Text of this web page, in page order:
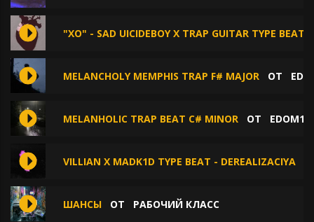
"XO" - SAD UICIDEBOY X TRAP GUITAR TYPE BEAT
MELANCHOLY MEMPHIS TRAP F# MAJOR ОТ
MELANHOLIC TRAP BEAT C# MINOR ОТ
VILLIAN X MADK1D TYPE BEAT - DEREALIZACIYA
ШАНСЫ ОТ РАБОЧИЙ КЛАСС